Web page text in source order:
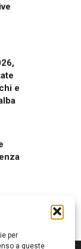
per
a queste
e